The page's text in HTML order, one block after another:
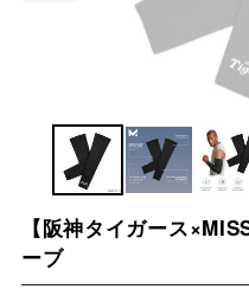
【阪神タイガース
ーブ